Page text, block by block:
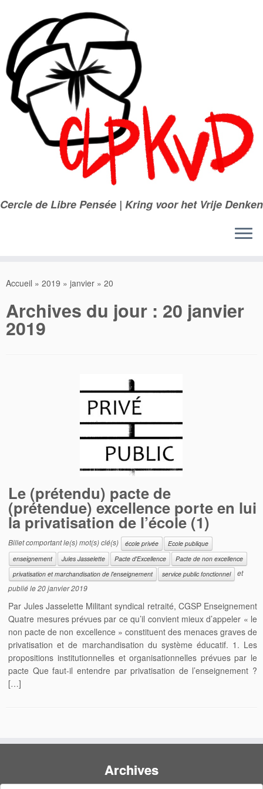
contenu
Cercle de Libre Pensée | Kring voor het Vrije Denken
Accueil » 2019 » janvier » 20
Archives du jour : 20 janvier
2019
Le (prétendu) pacte de
(prétendue) excellence porte en lui
la privatisation de l’école (1)
Billet comportant le(s) mot(s) clé(s) école privée
Ecole publique
enseignement
Jules Jasselette Pacte d'Excellence
Pacte de non excellence
privatisation et marchandisation de l'enseignement
service public fonctionnel
et
publié le20 janvier 2019
Par Jules Jasselette Militant syndical retraité, CGSP Enseignement
Quatre mesures prévues par ce qu’il convient mieux d’appeler « le
non pacte de non excellence » constituent des menaces graves de
privatisation et de marchandisation du système éducatif. 1. Les
propositions institutionnelles et organisationnelles prévues par le
pacte Que faut-il entendre par privatisation de l’enseignement ?
[…]
Archives